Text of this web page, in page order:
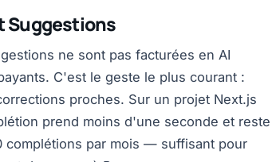
Suggestions
ne sont pas facturées en AI
C'est le geste le plus courant :
proches. Sur un projet Next.js
prend moins d'une seconde et reste
complétions par mois — suffisant pour